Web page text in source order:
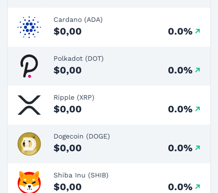
Cardano (ADA)
$0,00 0.0%
Polkadot (DOT)
$0,00 0.0%
Ripple (XRP)
$0,00 0.0%
Dogecoin (DOGE)
$0,00 0.0%
Shiba Inu (SHIB)
$0,00 0.0%